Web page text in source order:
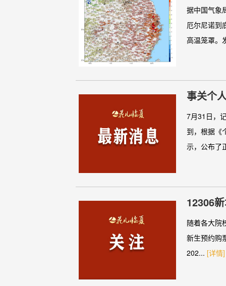
据中国气象
厄尔尼诺到
高温笼罩。
事关个
7月31日，
到，根据《
示，公布了
12306
随着各大院
新生预约购
202... [详情]